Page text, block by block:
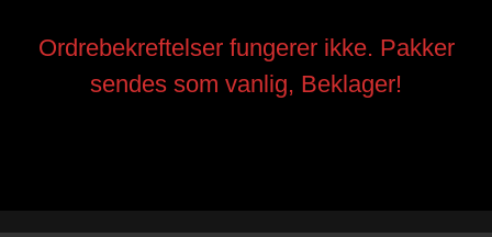
Ordrebekreftelser fungerer ikke. Pakker
sendes som vanlig, Beklager!